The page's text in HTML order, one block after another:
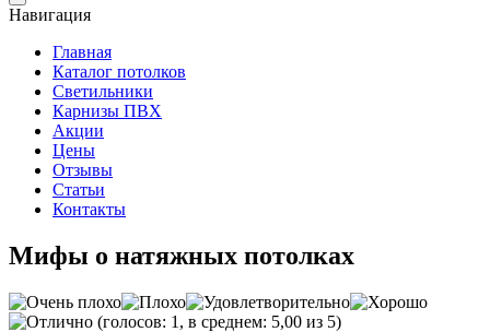
Навигация
Главная
Каталог потолков
Светильники
Карнизы ПВХ
Акции
Цены
Отзывы
Статьи
Контакты
Мифы о натяжных потолках
(голосов: 1, в среднем: 5,00 из 5)